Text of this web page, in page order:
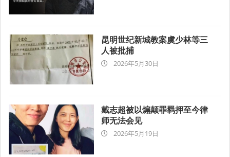
昆明世纪新城教案虞少林等三
人被批捕
2026-2026年5月30日
戴志超被以煽颠罪羁押至今律
师无法会见
2026-2026年5月19日